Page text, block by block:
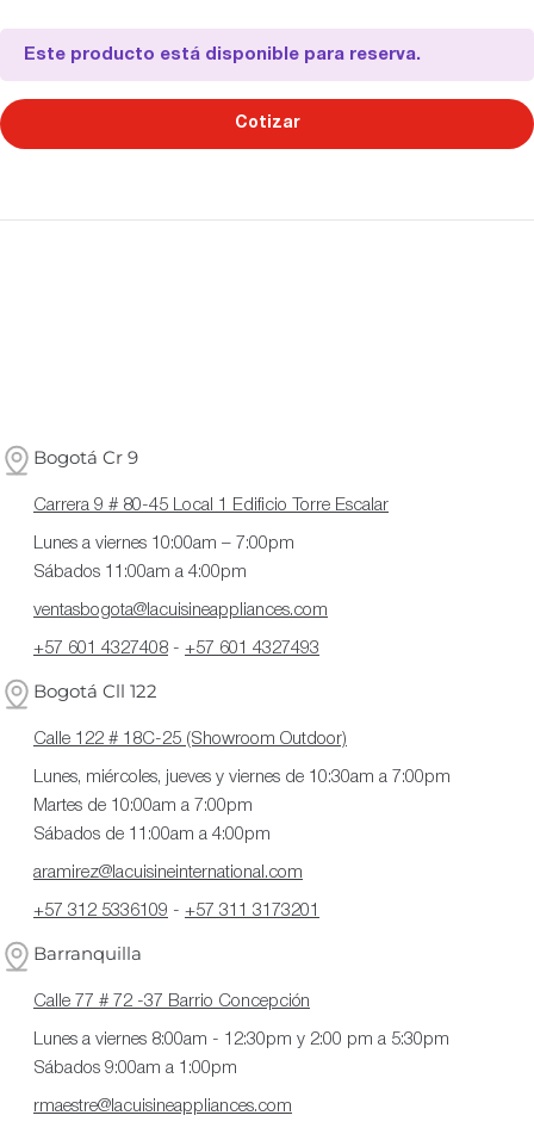
Este producto está disponible para reserva.
Cotizar
Bogotá Cr 9
Carrera 9 # 80-45 Local 1 Edificio Torre Escalar
Lunes a viernes 10:00am – 7:00pm
Sábados 11:00am a 4:00pm
ventasbogota@lacuisineappliances.com
+57 601 4327408 - +57 601 4327493
Bogotá Cll 122
Calle 122 # 18C-25 (Showroom Outdoor)
Lunes, miércoles, jueves y viernes de 10:30am a 7:00pm
Martes de 10:00am a 7:00pm
Sábados de 11:00am a 4:00pm
aramirez@lacuisineinternational.com
+57 312 5336109 - +57 311 3173201
Barranquilla
Calle 77 # 72 -37 Barrio Concepción
Lunes a viernes 8:00am - 12:30pm y 2:00 pm a 5:30pm
Sábados 9:00am a 1:00pm
rmaestre@lacuisineappliances.com